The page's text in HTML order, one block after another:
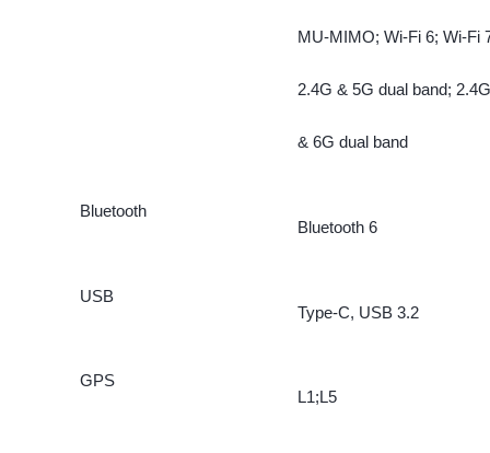
MU-MIMO; Wi-Fi 6; Wi-Fi
2.4G & 5G dual band; 2.4G
& 6G dual band
Bluetooth
Bluetooth 6
USB
Type-C, USB 3.2
GPS
L1;L5